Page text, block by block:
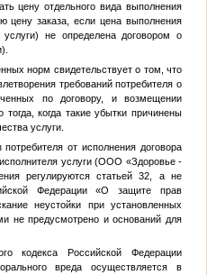
цену отдельного вида выполнения
цену заказа, если цена выполнения
не определена договором о
норм свидетельствует о том, что
требований потребителя о
по договору, и возмещении
когда такие убытки причинены
услуги.
от исполнения договора
услуги (ООО «Здоровье -
регулируются статьей 32, а не
Федерации «О защите прав
неустойки при установленных
не предусмотрено и оснований для
кодекса Российской Федерации
вреда осуществляется в